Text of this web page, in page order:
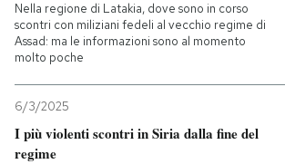
SHOP
CALENDARIO
Nella regione di Latakia, dove sono in corso
scontri con miliziani fedeli al vecchio regime di
Assad: ma le informazioni sono al momento
molto poche
6/3/2025
I più violenti scontri in Siria dalla fine del
regime